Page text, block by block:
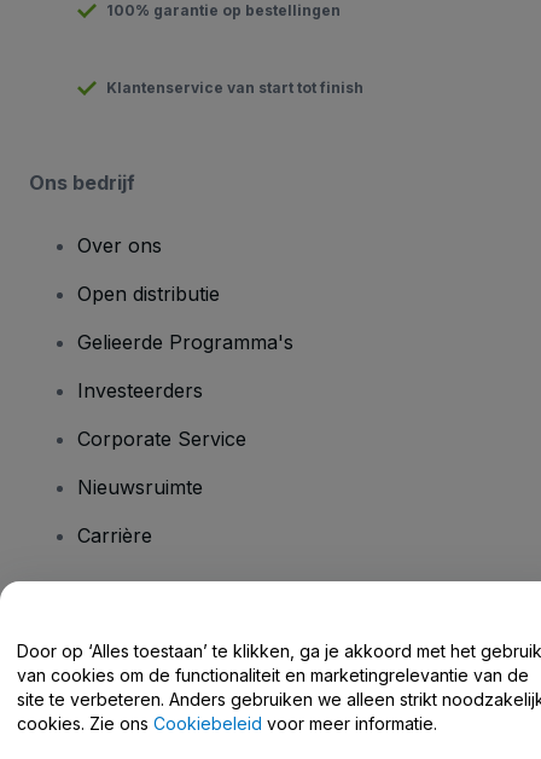
100% garantie op bestellingen
Klantenservice van start tot finish
Ons bedrijf
Over ons
Open distributie
Gelieerde Programma's
Investeerders
Corporate Service
Nieuwsruimte
Carrière
Helpcentrum / Neem Contact Met Ons Op
Door op ‘Alles toestaan’ te klikken, ga je akkoord met het gebruik
van cookies om de functionaliteit en marketingrelevantie van de
site te verbeteren. Anders gebruiken we alleen strikt
cookies. Zie ons Cookiebeleid voor meer informatie.